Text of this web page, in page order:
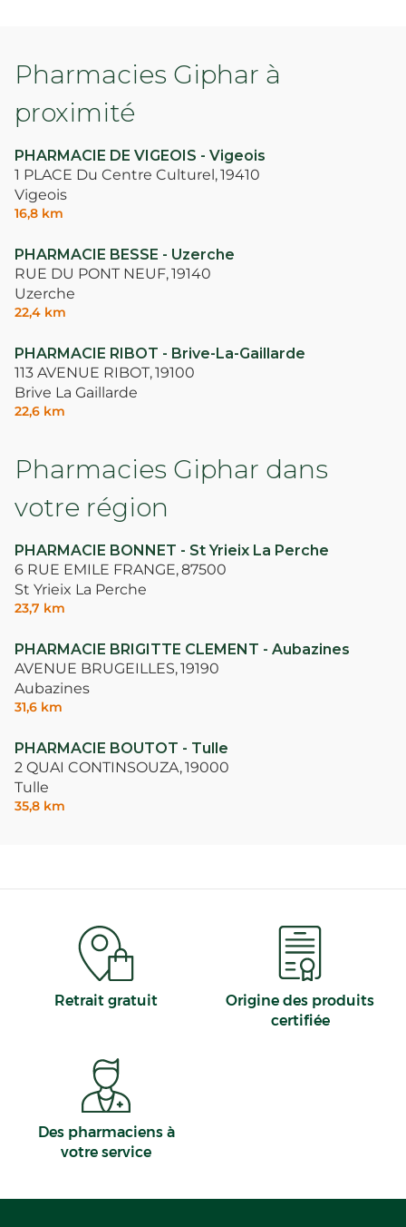
Pharmacies Giphar à
proximité
PHARMACIE DE VIGEOIS - Vigeois
1 PLACE Du Centre Culturel,19410
Vigeois
16,8 km
PHARMACIE BESSE - Uzerche
RUE DU PONT NEUF,19140
Uzerche
22,4 km
PHARMACIE RIBOT - Brive-La-Gaillarde
113 AVENUE RIBOT,19100
Brive La Gaillarde
22,6 km
Pharmacies Giphar dans
votre région
PHARMACIE BONNET - St Yrieix La Perche
6 RUE EMILE FRANGE,87500
St Yrieix La Perche
23,7 km
PHARMACIE BRIGITTE CLEMENT - Aubazines
AVENUE BRUGEILLES,19190
Aubazines
31,6 km
PHARMACIE BOUTOT - Tulle
2 QUAI CONTINSOUZA,19000
Tulle
35,8 km
Retrait gratuit
Origine des produits
certifiée
Des pharmaciens à
votre service